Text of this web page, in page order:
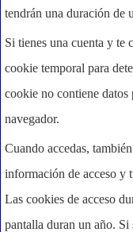
tendrán una duración de
Si tienes una cuenta y te
cookie temporal para
cookie no contiene datos
navegador.
Cuando accedas,
información de acceso y
Las cookies de acceso
pantalla duran un año. Si